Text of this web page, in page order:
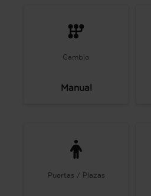
Cambio
Manual
Puertas / Plazas